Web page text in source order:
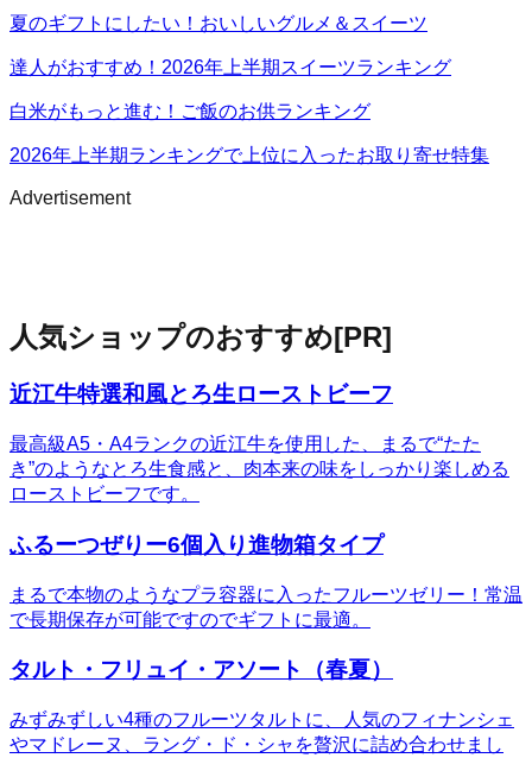
夏のギフトにしたい！おいしいグルメ＆スイーツ
達人がおすすめ！2026年上半期スイーツランキング
白米がもっと進む！ご飯のお供ランキング
2026年上半期ランキングで上位に入ったお取り寄せ特集
Advertisement
人気ショップのおすすめ[PR]
近江牛特選和風とろ生ローストビーフ
最高級A5・A4ランクの近江牛を使用した、まるで“たた
き”のようなとろ生食感と、肉本来の味をしっかり楽しめる
ローストビーフです。
ふるーつぜりー6個入り進物箱タイプ
まるで本物のようなプラ容器に入ったフルーツゼリー！常温
で長期保存が可能ですのでギフトに最適。
タルト・フリュイ・アソート（春夏）
みずみずしい4種のフルーツタルトに、人気のフィナンシェ
やマドレーヌ、ラング・ド・シャを贅沢に詰め合わせまし